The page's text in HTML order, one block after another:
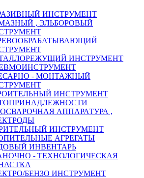
ИНСТРУМЕНТ
, ЭЛЬБОРОВЫЙ
ИНСТРУМЕНТ
- МОНТАЖНЫЙ
ИНСТРУМЕНТ
АППАРАТУРА ,
ИНСТРУМЕНТ
АГРЕГАТЫ
ИНВЕНТАРЬ
- ТЕХНОЛОГИЧЕСКАЯ
БЕНЗО ИНСТРУМЕНТ